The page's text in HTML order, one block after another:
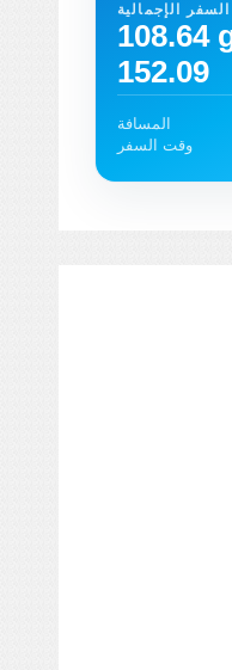
الإجمالية
108.64
152.09
المسافة
وقت السفر